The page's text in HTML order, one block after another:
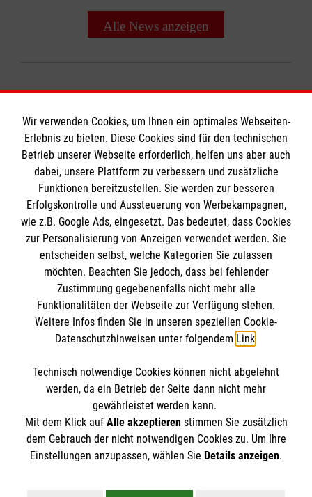
Alle News anzeigen
Informationen
Impressum
Datenschutz
Kontakt
Barrierefreiheit
Die Malteser
Malteser in Deutschland
Malteserorden
Sharepoint
Spendenkonto
Bank: PAX Bank für Kirche und Caritas eG
IBAN: DE38370601201201213670
BIC: GENODED1PA7
So finden Sie uns
Schleißheimer Str. 89
85221 Dachau
Der Malteser Hilfsdienst e.V. ist als eingetragene
Gewerbesteuer befreit.
Wir verwenden Cookies, um Ihnen ein optimales Webseiten-
Erlebnis zu bieten. Diese Cookies sind für den technischen
Betrieb unserer Webseite erforderlich, helfen uns aber auch
dabei, unsere Plattform zu verbessern und zusätzliche
Funktionen bereitzustellen. Sie werden zur besseren
Erfolgskontrolle und Aussteuerung von Werbekampagnen,
wie z.B. Google Ads, eingesetzt. Das bedeutet, dass Cookies
zur Personalisierung von Anzeigen verwendet werden. Sie
entscheiden selbst, welche Kategorien Sie zulassen
möchten. Beachten Sie jedoch, dass bei fehlender
Zustimmung gegebenenfalls nicht mehr alle
Funktionalitäten der Webseite zur Verfügung stehen.
Weitere Infos finden Sie in unseren speziellen Cookie-
Datenschutzhinweisen unter folgendem Link.
Technisch notwendige Cookies können nicht abgelehnt
werden, da ein Betrieb der Seite dann nicht mehr
gewährleistet werden kann.
Mit dem Klick auf Alle akzeptierenstimmen Sie zusätzlich
dem Gebrauch der nicht notwendigen Cookies zu. Um Ihre
Einstellungen anzupassen, wählen Sie Details anzeigen.